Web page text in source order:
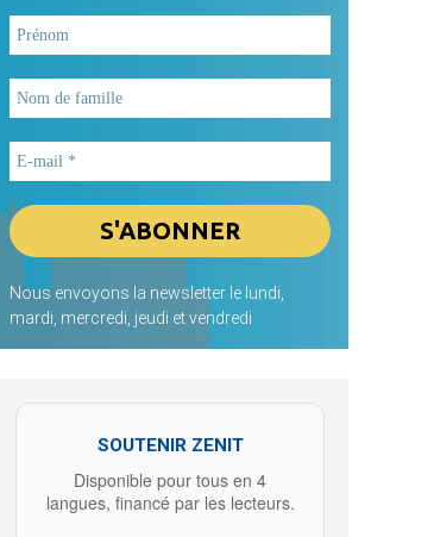
Nous envoyons la newsletter le lundi,
mardi, mercredi, jeudi et vendredi
SOUTENIR ZENIT
Disponible pour tous en 4
langues, financé par les lecteurs.